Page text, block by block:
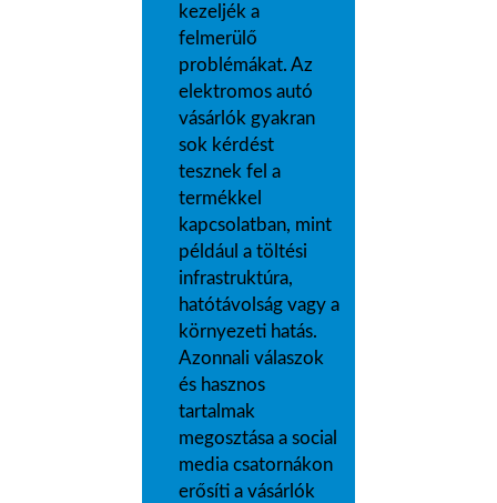
kezeljék a
felmerülő
problémákat. Az
elektromos autó
vásárlók gyakran
sok kérdést
tesznek fel a
termékkel
kapcsolatban, mint
például a töltési
infrastruktúra,
hatótávolság vagy a
környezeti hatás.
Azonnali válaszok
és hasznos
tartalmak
megosztása a social
media csatornákon
erősíti a vásárlók